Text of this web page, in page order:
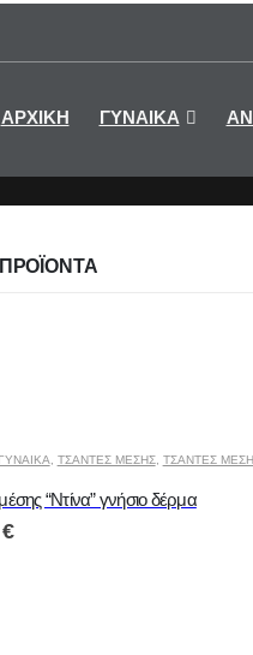
ΑΡΧΙΚΗ ΓΥΝΑΙΚΑ
ΓΥΝΑΙΚΑ ΤΣΑΝΤΕΣ ΜΕΣΗΣ, ΤΣΑΝΤΕΣ
“Ντίνα” γνήσιο δέρμα
€